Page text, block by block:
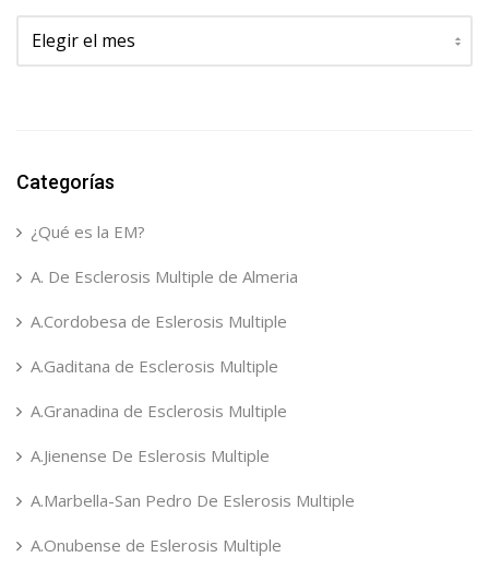
Archivos
Categorías
¿Qué es la EM?
A. De Esclerosis Multiple de Almeria
A.Cordobesa de Eslerosis Multiple
A.Gaditana de Esclerosis Multiple
A.Granadina de Esclerosis Multiple
A.Jienense De Eslerosis Multiple
A.Marbella-San Pedro De Eslerosis Multiple
A.Onubense de Eslerosis Multiple